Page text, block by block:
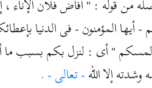
من قوله : " أفاض فلان الإناء
المؤمنون - فى الدنيا
" لمسكم " أى : لنزل بكم بسبب
إلا الله- تعالى -.